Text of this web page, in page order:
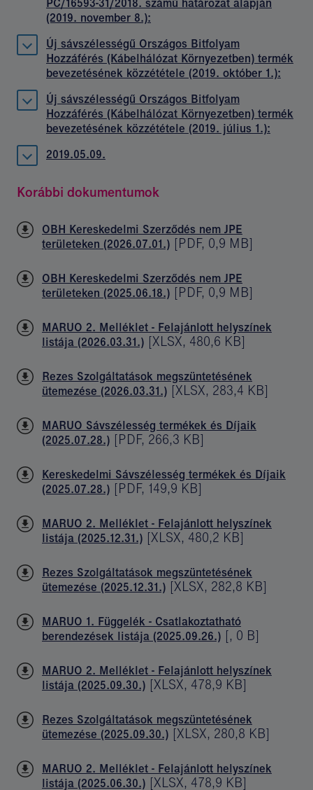
PC/16593-31/2018. számú határozat alapján
(2019. november 8.):
Új sávszélességű Országos Bitfolyam
Hozzáférés (Kábelhálózat Környezetben) termék
bevezetésének közzététele (2019. október 1.):
Új sávszélességű Országos Bitfolyam
Hozzáférés (Kábelhálózat Környezetben) termék
bevezetésének közzététele (2019. július 1.):
2019.05.09.
Korábbi dokumentumok
OBH Kereskedelmi Szerződés nem JPE
területeken (2026.07.01.) [PDF, 0,9 MB]
OBH Kereskedelmi Szerződés nem JPE
területeken (2025.06.18.) [PDF, 0,9 MB]
MARUO 2. Melléklet - Felajánlott helyszínek
listája (2026.03.31.) [XLSX, 480,6 KB]
Rezes Szolgáltatások megszüntetésének
ütemezése (2026.03.31.) [XLSX, 283,4 KB]
MARUO Sávszélesség termékek és Díjaik
(2025.07.28.) [PDF, 266,3 KB]
Kereskedelmi Sávszélesség termékek és Díjaik
(2025.07.28.) [PDF, 149,9 KB]
MARUO 2. Melléklet - Felajánlott helyszínek
listája (2025.12.31.) [XLSX, 480,2 KB]
Rezes Szolgáltatások megszüntetésének
ütemezése (2025.12.31.) [XLSX, 282,8 KB]
MARUO 1. Függelék - Csatlakoztatható
berendezések listája (2025.09.26.) [, 0 B]
MARUO 2. Melléklet - Felajánlott helyszínek
listája (2025.09.30.) [XLSX, 478,9 KB]
Rezes Szolgáltatások megszüntetésének
ütemezése (2025.09.30.) [XLSX, 280,8 KB]
MARUO 2. Melléklet - Felajánlott helyszínek
listája (2025.06.30.) [XLSX, 478,9 KB]